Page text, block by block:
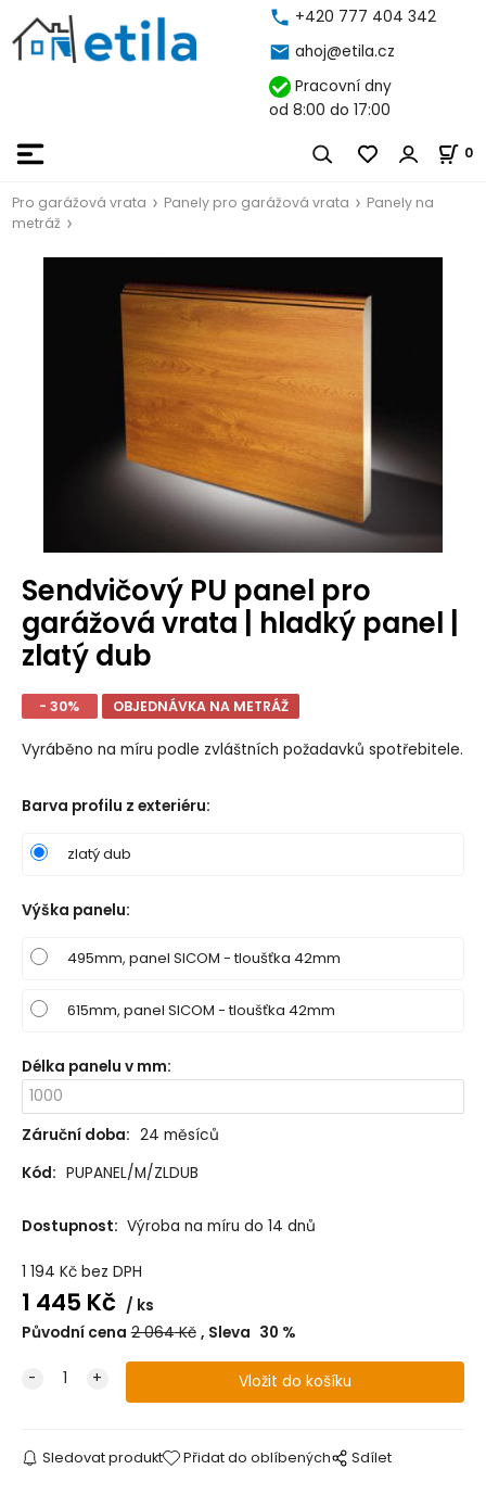
+420 777 404 342
ahoj@etila.cz
Pracovní dny
od 8:00 do 17:00
0
Pro garážová vrata Panely pro garážová vrata
Panely na
metráž
Sendvičový PU panel pro
garážová vrata | hladký panel |
zlatý dub
- 30% OBJEDNÁVKA NA METRÁŽ
Vyráběno na míru podle zvláštních požadavků spotřebitele.
Barva profilu z exteriéru:
zlatý dub
Výška panelu:
495mm, panel SICOM - tloušťka 42mm
615mm, panel SICOM - tloušťka 42mm
Délka panelu v mm:
Záruční doba: 24 měsíců
Kód: PUPANEL/M/ZLDUB
Dostupnost: Výroba na míru do 14 dnů
1 194 Kč bez DPH
1 445 Kč
ks
Původní cena 2 064Kč Sleva 30 %
Sledovat produkt Přidat do oblíbených Sdílet